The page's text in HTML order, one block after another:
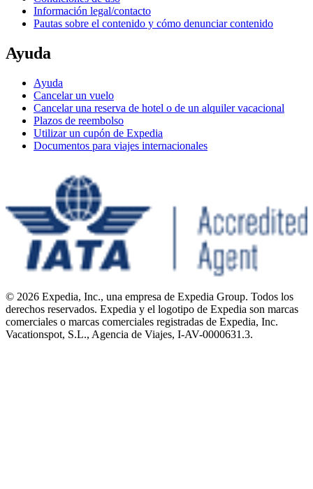
Información legal/contacto
Pautas sobre el contenido y cómo denunciar contenido
Ayuda
Ayuda
Cancelar un vuelo
Cancelar una reserva de hotel o de un alquiler vacacional
Plazos de reembolso
Utilizar un cupón de Expedia
Documentos para viajes internacionales
© 2026 Expedia, Inc., una empresa de Expedia Group. Todos los
derechos reservados. Expedia y el logotipo de Expedia son marcas
comerciales o marcas comerciales registradas de Expedia, Inc.
Vacationspot, S.L., Agencia de Viajes, I-AV-0000631.3.